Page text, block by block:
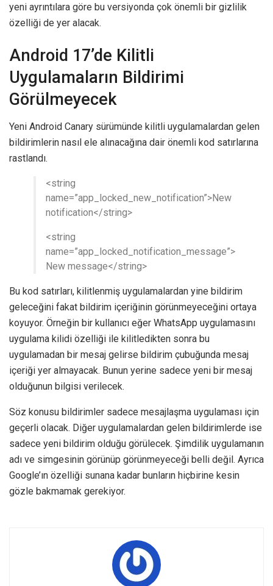
yeni ayrıntılara göre bu versiyonda çok önemli bir gizlilik
özelliği de yer alacak.
Android 17’de Kilitli
Uygulamaların Bildirimi
Görülmeyecek
Yeni Android Canary sürümünde kilitli uygulamalardan gelen
bildirimlerin nasıl ele alınacağına dair önemli kod satırlarına
rastlandı.
<string
name=”app_locked_new_notification”>New
notification</string>
<string
name=”app_locked_notification_message”>
New message</string>
Bu kod satırları, kilitlenmiş uygulamalardan yine bildirim
geleceğini fakat bildirim içeriğinin görünmeyeceğini ortaya
koyuyor. Örneğin bir kullanıcı eğer WhatsApp uygulamasını
uygulama kilidi özelliği ile kilitledikten sonra bu
uygulamadan bir mesaj gelirse bildirim çubuğunda mesaj
içeriği yer almayacak. Bunun yerine sadece yeni bir mesaj
olduğunun bilgisi verilecek.
Söz konusu bildirimler sadece mesajlaşma uygulaması için
geçerli olacak. Diğer uygulamalardan gelen bildirimlerde ise
sadece yeni bildirim olduğu görülecek. Şimdilik uygulamanın
adı ve simgesinin görünüp görünmeyeceği belli değil. Ayrıca
Google’ın özelliği sunana kadar bunların hiçbirine kesin
gözle bakmamak gerekiyor.